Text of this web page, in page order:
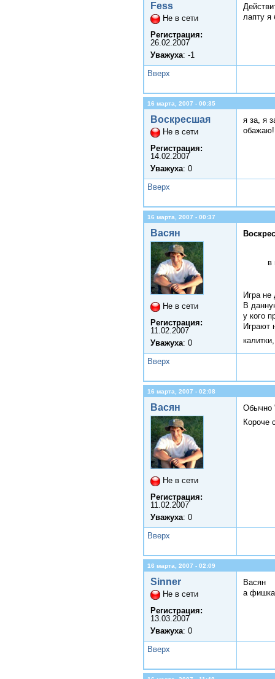
Fess
Не в сети
Регистрация:
26.02.2007
Уважуха: -1
лапту я
Вверх
16 марта, 2007 - 00:35
Воскресшая
Не в сети
Регистрация:
14.02.2007
Уважуха: 0
я за, я
Вверх
16 марта, 2007 - 00:37
Васян
Не в сети
Регистрация:
11.02.2007
Уважуха: 0
в
Игра не
В
у кого
Играют
Вверх
16 марта, 2007 - 02:08
Васян
Не в сети
Регистрация:
11.02.2007
Уважуха: 0
Обычно
Короче
Вверх
16 марта, 2007 - 02:09
Sinner
Не в сети
Регистрация:
13.03.2007
Уважуха: 0
Васян
а
Вверх